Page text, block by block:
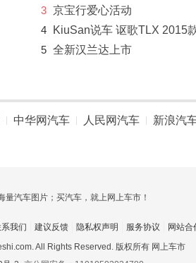
3 京宝行爱心活动
4
KiuSan说车 讴歌TLX 2015
5 全新汉兰达上市
中华网汽车 人民网汽车 新浪汽
我们 建议反馈 隐私权声明 服务协议
网站合
All Rights Reserved. 版权所有 网上车市